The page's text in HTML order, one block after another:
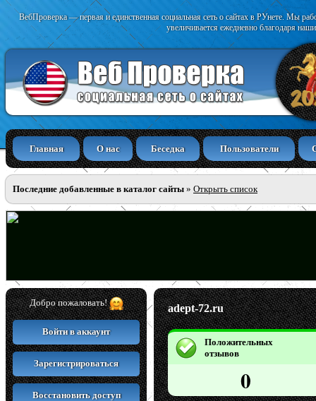
ВебПроверка — первая и единственная социальная сеть о сайтах в РУнете. Мы
увеличивается ежедневно благодаря
Главная О нас Беседка Пользователи
Последние добавленные в каталог сайты » Открыть список
Добро пожаловать!
Войти в аккаунт
Зарегистрироваться
Восстановить доступ
adept-72.ru
Положительных
отзывов
0